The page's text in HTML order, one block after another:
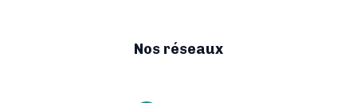
Nos réseaux